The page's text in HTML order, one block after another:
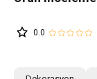
0.0